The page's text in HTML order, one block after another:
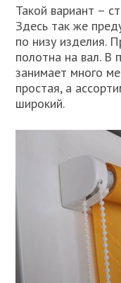
Такой вариант –
Здесь так же
по низу изделия.
полотна на вал. В
занимает много
простая, а
широкий.